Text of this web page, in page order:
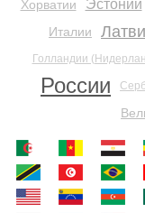
Хорватии Эстонии
Италии
Голландии
России